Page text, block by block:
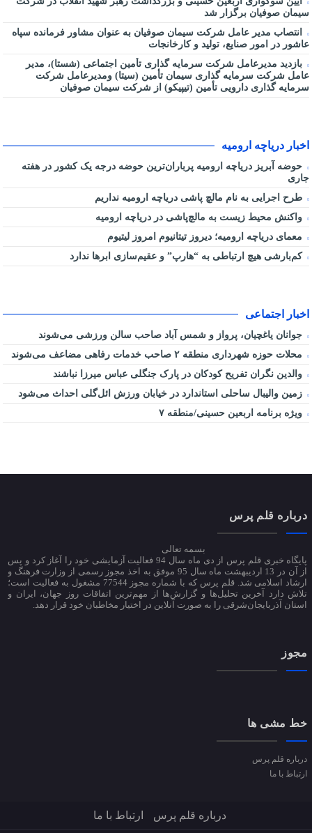
سیمان صوفیان برگزار شد
انتصاب مدیر عامل شرکت سیمان صوفیان به عنوان مشاور فرمانده سپاه
عاشور در امور صنایع، تولید و کارخانجات
بازدید مدیرعامل شرکت سرمایه گذاری تأمین اجتماعی (شستا)، مدیر
عامل شرکت سرمایه گذاری سیمان تأمین (سیتا) ومدیرعامل شرکت
سرمایه گذاری دارویی تأمین (تیپیکو) از شرکت سیمان صوفیان
اخبار دریاچه ارومیه
حوضه آبریز دریاچه ارومیه پرباران‌ترین حوضه‌ درجه یک کشور در هفته
جاری
طرح اجرایی به نام مالچ پاشی دریاچه ارومیه نداریم
واکنش محیط زیست به مالچ‌پاشی در دریاچه ارومیه
معمای دریاچه ارومیه؛ دیروز تیتانیوم امروز لیتیوم
کم‌بارشی هیچ ارتباطی به “هارپ” و عقیم‌سازی ابرها ندارد
اخبار اجتماعی
جوانان یاغچیان، پرواز و شمس آباد صاحب سالن ورزشی می‌شوند
محلات حوزه شهرداری منطقه ۲ صاحب خدمات رفاهی مضاعف می‌شوند
والدین نگران تفریح کودکان در پارک جنگلی عباس میرزا نباشند
زمین والیبال ساحلی استاندارد در خیابان ورزش ائل‌گلی احداث می‌شود
ویژه برنامه اربعین حسینی/منطقه ۷
درباره قلم پرس
بسمه تعالی
پایگاه خبری قلم پرس از دی ماه سال 94 فعالیت آزمایشی خود را آغاز کرد و پس
از آن در 13 اردیبهشت ماه سال 95 موفق به اخذ مجوز رسمی از وزارت فرهنگ و
ارشاد اسلامی شد. قلم پرس که با شماره مجوز 77544 مشغول به فعالیت است؛
تلاش دارد آخرین تحلیل‌ها و گزارش‌ها از مهم‌ترین اتفاقات روز جهان، ایران و
استان آذربایجان‌شرقی را به صورت آنلاین در اختیار مخاطبان خود قرار دهد.
مجوز
خط مشی ها
درباره قلم پرس
ارتباط با ما
درباره قلم پرس ارتباط با ما